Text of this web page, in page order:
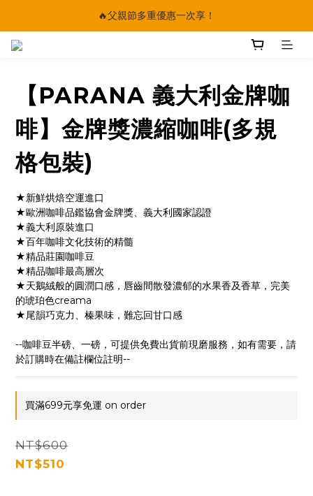
🔥父親節多重優惠一次享！
🔥父親節多重優惠一次享！
🔥父親節多重優惠一次享！
【PARANA 義大利金牌咖
啡】金牌獎濃縮咖啡(多規
格包裝)
★新鮮烘焙空運進口
★歐洲咖啡品鑑協會金牌獎、義大利國家認證
★義大利原裝進口
★百年咖啡文化技術的精髓
★精品莊園咖啡豆
★精品咖啡最高層次
★天鵝絨般的圓潤口感，唇齒間散發濃郁的水果香及香草，完美
的琥珀色creama
★尾韻巧克力、榛果味，難忘回甘口感
--咖啡豆半磅、一磅，可提供免費出貨前現磨服務，如有需要，請
於訂購時在備註欄位註明--
買滿699元享免運 on order
NT$600
NT$510